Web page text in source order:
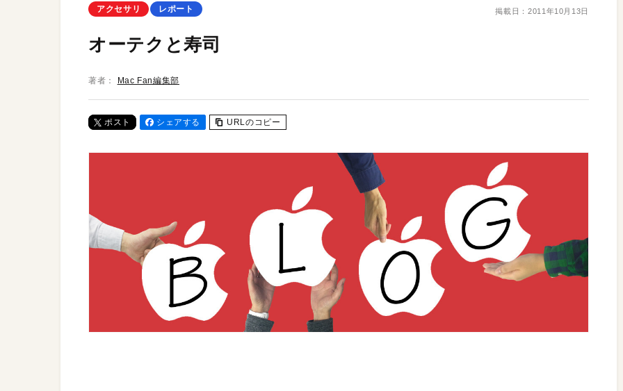
アクセサリ レポート 掲載日： 2011年10月13日
オーテクと寿司
著者： Mac Fan編集部
ポスト シェアする URLのコピー